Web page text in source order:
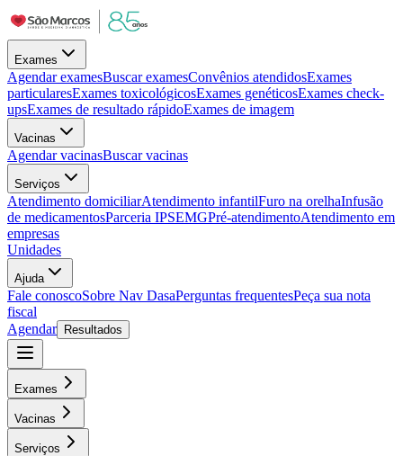
Exames
Agendar examesBuscar examesConvênios atendidosExames
particularesExames toxicológicosExames genéticosExames check-
upsExames de resultado rápidoExames de imagem
Vacinas
Agendar vacinasBuscar vacinas
Serviços
Atendimento domiciliarAtendimento infantilFuro na orelhaInfusão
de medicamentosParceria IPSEMGPré-atendimentoAtendimento em
empresas
Unidades
Ajuda
Fale conoscoSobre Nav DasaPerguntas frequentesPeça sua nota
fiscal
Agendar
Resultados
Exames
Vacinas
Serviços